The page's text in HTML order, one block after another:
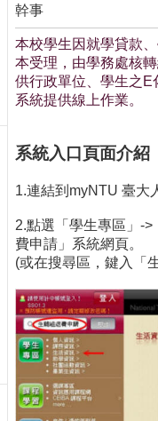
計
中
首
頁
聯
絡
訊
閱/
消
網
站
導
覽
最
新
息
幹事
本校學生因就學貸款
本受理，由學務處核
供行政單位、學生之
系統提供線上作業。
系統入口頁面介紹
1.連結到myNTU 臺大
2.點選「學生專區」-
費申請」系統網頁。
(或在搜尋區，鍵入「